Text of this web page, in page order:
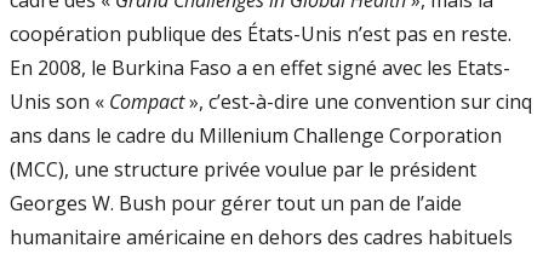
coopération publique des États-Unis n’est pas en reste.
En 2008, le Burkina Faso a en effet signé avec les Etats-
Unis son « Compact», c’est-à-dire une convention sur cinq
ans dans le cadre du Millenium Challenge Corporation
(MCC), une structure privée voulue par le président
Georges W. Bush pour gérer tout un pan de l’aide
humanitaire américaine en dehors des cadres habituels